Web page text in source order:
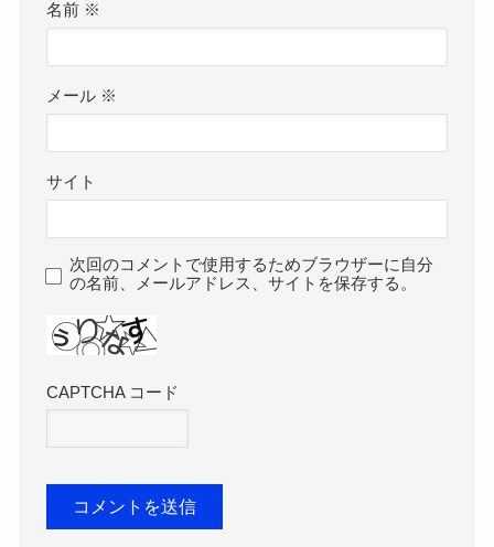
名前 ※
メール ※
サイト
次回のコメントで使用するためブラウザーに自分
の名前、メールアドレス、サイトを保存する。
CAPTCHA コード